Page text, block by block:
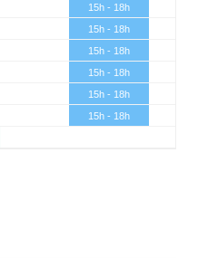
15h - 18h
15h - 18h
15h - 18h
15h - 18h
15h - 18h
15h - 18h